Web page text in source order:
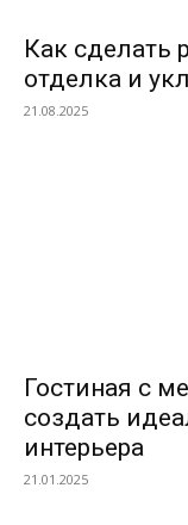
Как сделать
отделка и
21.08.2025
Гостиная с
создать
интерьера
21.01.2025